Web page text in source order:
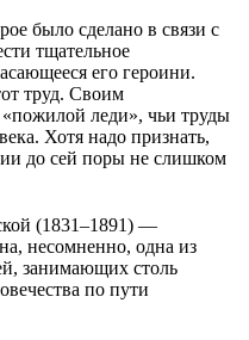
было сделано в связи с
тщательное
его героини.
труд. Своим
леди», чьи труды
Хотя надо признать,
до сей поры не слишком
(1831–1891) —
несомненно, одна из
занимающих столь
по пути